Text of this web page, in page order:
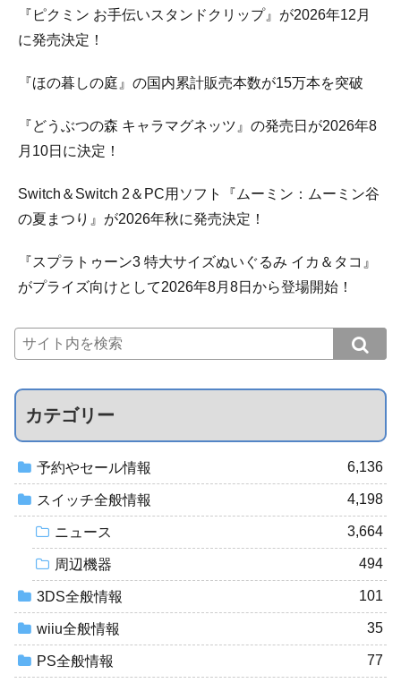
『ピクミン お手伝いスタンドクリップ』が2026年12月
に発売決定！
『ほの暮しの庭』の国内累計販売本数が15万本を突破
『どうぶつの森 キャラマグネッツ』の発売日が2026年8
月10日に決定！
Switch＆Switch 2＆PC用ソフト『ムーミン：ムーミン谷
の夏まつり』が2026年秋に発売決定！
『スプラトゥーン3 特大サイズぬいぐるみ イカ＆タコ』
がプライズ向けとして2026年8月8日から登場開始！
カテゴリー
予約やセール情報 6,136
スイッチ全般情報 4,198
ニュース 3,664
周辺機器 494
3DS全般情報 101
wiiu全般情報 35
PS全般情報 77